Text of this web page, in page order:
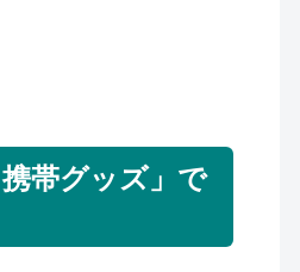
帯グッズ」で